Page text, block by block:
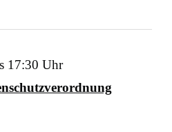
17:30 Uhr